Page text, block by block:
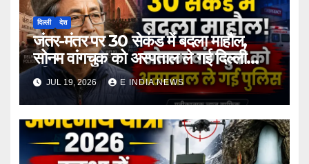
दिल्ली देश
जंतर-मंतर पर 30 सेकंड में बदला माहौल,
सोनम वांगचुक को अस्पताल ले गई दिल्ली
पुलिस
JUL 19, 2026 E INDIA NEWS